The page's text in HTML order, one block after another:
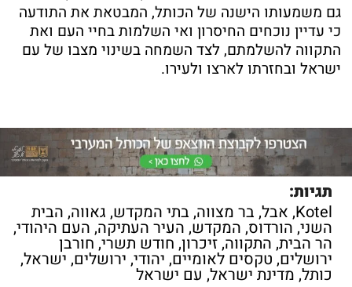
גם משמעותו הישנה של הכותל, המבטאת את התודעה
כי עדיין נוכחים החיסרון ואי השלמות בחיי העם ואת
התקווה להשלמתם, לצד השמחה בשינוי מצבו של עם
ישראל ובחזרתו לארצו ולעירו.
תגיות:
Kotel
, אבל, בר מצווה, בתי המקדש, גאווה, הבית
השני, הורדוס, המקדש, העיר העתיקה, העם היהודי,
הר הבית, התקווה, זיכרון, חודש תשרי, חורבן
ירושלים, טקסים לאומיים, יהודי, ירושלים, ישראל,
כותל, מדינת ישראל, עם ישראל